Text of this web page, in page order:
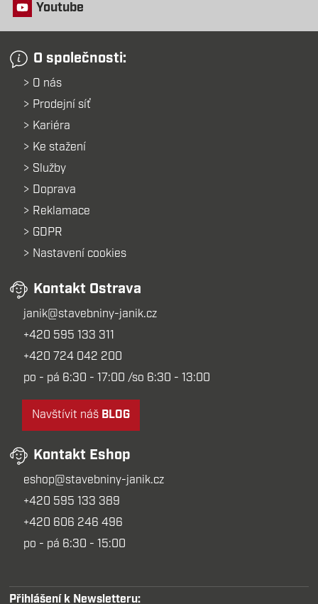
Youtube
O společnosti:
O nás
Prodejní síť
Kariéra
Ke stažení
Služby
Doprava
Reklamace
GDPR
Nastavení cookies
Kontakt Ostrava
janik@stavebniny-janik.cz
+420 595 133 311
+420 724 042 200
po - pá 6:30 - 17:00 /so 6:30 - 13:00
Navštívit náš BLOG
Kontakt Eshop
eshop@stavebniny-janik.cz
+420 595 133 389
+420 606 246 496
po - pá 6:30 - 15:00
Přihlášení k Newsletteru: